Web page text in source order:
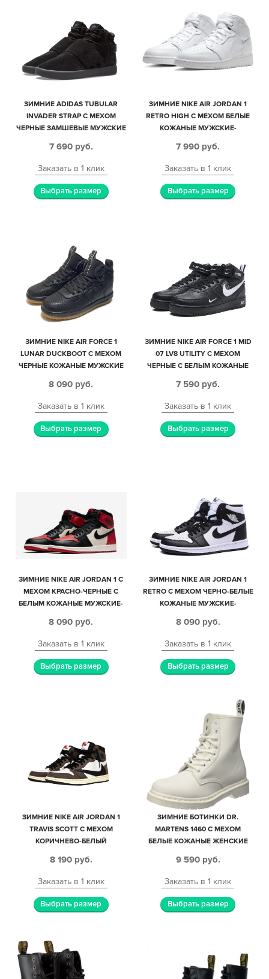
ЗИМНИЕ ADIDAS TUBULAR
INVADER STRAP С МЕХОМ
ЧЕРНЫЕ ЗАМШЕВЫЕ МУЖСКИЕ
7 690 руб.
Заказать в 1 клик
Выбрать размер
ЗИМНИЕ NIKE AIR JORDAN 1
RETRO HIGH С МЕХОМ БЕЛЫЕ
КОЖАНЫЕ МУЖСКИЕ-
7 990 руб.
Заказать в 1 клик
Выбрать размер
ЗИМНИЕ NIKE AIR FORCE 1
LUNAR DUCKBOOT С МЕХОМ
ЧЕРНЫЕ КОЖАНЫЕ МУЖСКИЕ
8 090 руб.
Заказать в 1 клик
Выбрать размер
ЗИМНИЕ NIKE AIR FORCE 1 MID
07 LV8 UTILITY С МЕХОМ
ЧЕРНЫЕ С БЕЛЫМ КОЖАНЫЕ
7 590 руб.
Заказать в 1 клик
Выбрать размер
ЗИМНИЕ NIKE AIR JORDAN 1 С
МЕХОМ КРАСНО-ЧЕРНЫЕ С
БЕЛЫМ КОЖАНЫЕ МУЖСКИЕ-
8 090 руб.
Заказать в 1 клик
Выбрать размер
ЗИМНИЕ NIKE AIR JORDAN 1
RETRO С МЕХОМ ЧЕРНО-БЕЛЫЕ
КОЖАНЫЕ МУЖСКИЕ-
8 090 руб.
Заказать в 1 клик
Выбрать размер
ЗИМНИЕ NIKE AIR JORDAN 1
TRAVIS SCOTT С МЕХОМ
КОРИЧНЕВО-БЕЛЫЙ
НУБУК МУЖСКИЕ-ЖЕНСКИЕ
(35-44)
8 190 руб.
Заказать в 1 клик
Выбрать размер
ЗИМНИЕ БОТИНКИ DR.
MARTENS 1460 С МЕХОМ
БЕЛЫЕ КОЖАНЫЕ ЖЕНСКИЕ
9 590 руб.
Заказать в 1 клик
Выбрать размер